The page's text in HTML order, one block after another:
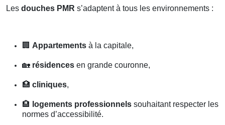
Les douches PMR s’adaptent à tous les environnements :
🏢 Appartements à la capitale,
🏡 résidences en grande couronne,
🏥 cliniques,
🏨 logements professionnels souhaitant respecter les
normes d’accessibilité.